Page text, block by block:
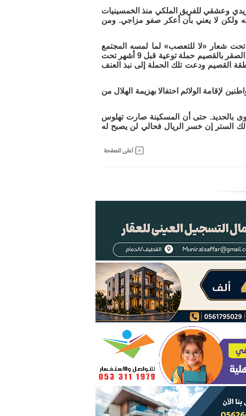
وعشقي للفريق الملكي منذ الخمسينيات
ولكن لا يعني بأن أعكر صفو مزاجي. ومن
شعار «لا للتعصب» لما لمسه المجتمع
المصري من حاجة ماسة لمثل هذا النوع من التوعية. وفي المقابل أقام نادي الصقر بالقصيم حملة توعية قبل 9 أشهر تحت
القصيم ودعت تلك الحملة إلى نبذ العنف
الولائم احتفالا بهزيمة الهلال من
بالحديد. حتى أن المسكينة صارت تهلوس
الستر إن خسر الريال فحالي لن يصبح له